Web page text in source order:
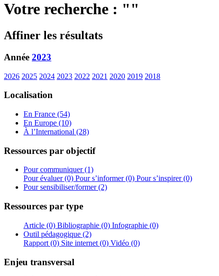
Votre recherche : ""
Affiner les résultats
Année 2023
2026 2025 2024 2023 2022 2021 2020 2019 2018
Localisation
En France (54)
En Europe (10)
À l’International (28)
Ressources par objectif
Pour communiquer (1)
Pour évaluer (0) Pour s’informer (0) Pour s’inspirer (0)
Pour sensibiliser/former (2)
Ressources par type
Article (0) Bibliographie (0) Infographie (0)
Outil pédagogique (2)
Rapport (0) Site internet (0) Vidéo (0)
Enjeu transversal